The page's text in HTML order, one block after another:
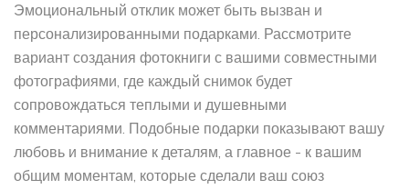
Эмоциональный отклик может быть вызван и
персонализированными подарками. Рассмотрите
вариант создания фотокниги с вашими совместными
фотографиями, где каждый снимок будет
сопровождаться теплыми и душевными
комментариями. Подобные подарки показывают вашу
любовь и внимание к деталям, а главное - к вашим
общим моментам, которые сделали ваш союз